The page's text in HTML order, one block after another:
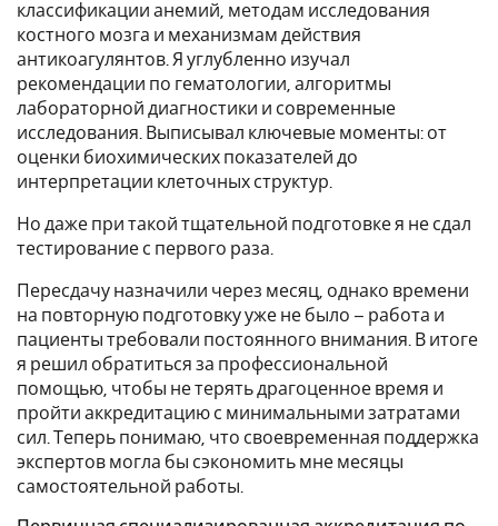
классификации анемий, методам исследования
костного мозга и механизмам действия
антикоагулянтов. Я углубленно изучал
рекомендации по гематологии, алгоритмы
лабораторной диагностики и современные
исследования. Выписывал ключевые моменты: от
оценки биохимических показателей до
интерпретации клеточных структур.
Но даже при такой тщательной подготовке я не сдал
тестирование с первого раза.
Пересдачу назначили через месяц, однако времени
на повторную подготовку уже не было – работа и
пациенты требовали постоянного внимания. В итоге
я решил обратиться за профессиональной
помощью, чтобы не терять драгоценное время и
пройти аккредитацию с минимальными затратами
сил. Теперь понимаю, что своевременная поддержка
экспертов могла бы сэкономить мне месяцы
самостоятельной работы.